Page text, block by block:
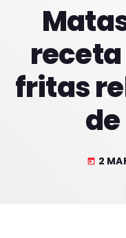
NUESTRAS
fritas
today 2